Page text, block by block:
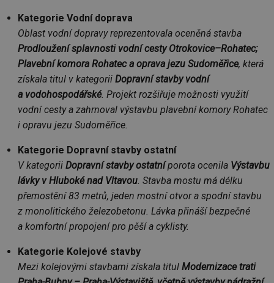
Kategorie Vodní doprava
Oblast vodní dopravy reprezentovala oceněná stavba
Prodloužení splavnosti vodní cesty Otrokovice–Rohatec;
Plavební komora Rohatec a oprava jezu Sudoměřice, která
získala titul v kategorii Dopravní stavby vodní
a vodohospodářské. Projekt rozšiřuje možnosti využití
vodní cesty a zahrnoval výstavbu plavební komory Rohatec
i opravu jezu Sudoměřice.
Kategorie Dopravní stavby ostatní
V kategorii Dopravní stavby ostatníporota ocenila Výstavbu
lávky v Hluboké nad Vltavou. Stavba mostu má délku
přemostění 83 metrů, jeden mostní otvor a spodní stavbu
z monolitického železobetonu. Lávka přináší bezpečné
a komfortní propojení pro pěší a cyklisty.
Kategorie Kolejové stavby
Mezi kolejovými stavbami získala titul Modernizace trati